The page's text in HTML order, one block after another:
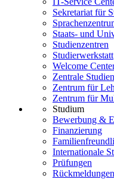
Sekretariat für
Staats- und
Studienzentren
Studierwerkstatt
Welcome
Zentrale
Zentrum für
Zentrum für
Studium
Bewerbung &
Finanzierung
Internationale
Prüfungen